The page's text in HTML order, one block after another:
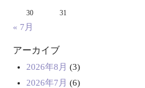
30 31
« 7月
アーカイブ
2026年8月 (3)
2026年7月 (6)